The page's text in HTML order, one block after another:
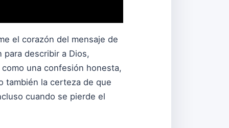
el corazón del mensaje de
describir a Dios,
una confesión honesta,
también la certeza de que
cuando se pierde el